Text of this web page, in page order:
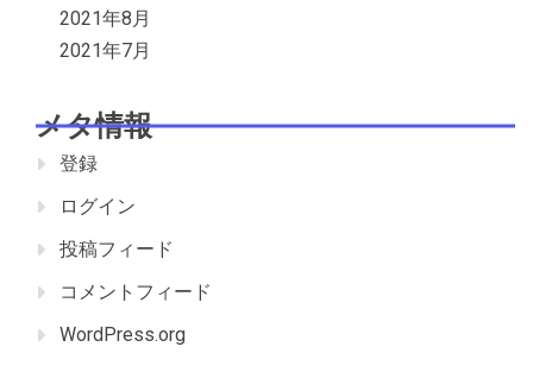
2021年8月
2021年7月
メタ情報
登録
ログイン
投稿フィード
コメントフィード
WordPress.org